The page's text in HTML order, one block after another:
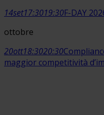
14set17:3019:30F-DAY
ottobre
20ott18:3020:30
maggior competitività